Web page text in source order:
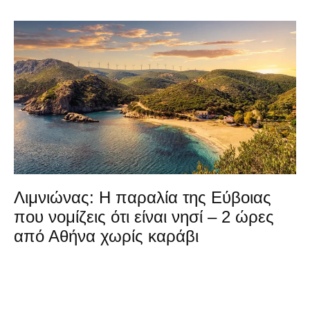
Λιμνιώνας: Η παραλία της Εύβοιας
που νομίζεις ότι είναι νησί – 2 ώρες
από Αθήνα χωρίς καράβι